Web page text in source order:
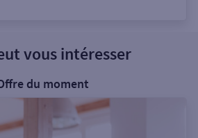
vous intéresser
du moment